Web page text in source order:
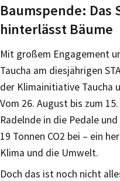
Baumspende: Das
hinterlässt Bäume
Mit großem Engagement
Taucha am diesjährigen
der Klimainitiative Taucha
Vom 26. August bis zum
Radelnde in die Pedale
19 Tonnen CO2 bei – ein
Klima und die Umwelt.
Doch das ist noch nicht